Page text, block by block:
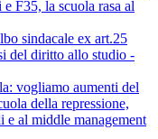
F35, la scuola rasa al
sindacale ex art.25
del diritto allo studio -
vogliamo aumenti del
della repressione,
e al middle management